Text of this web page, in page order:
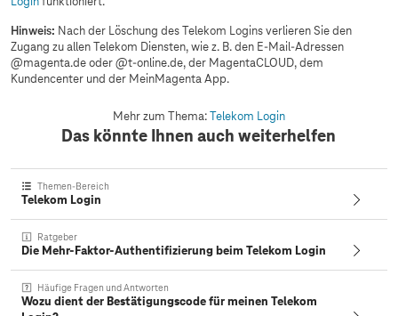
Hinweis: Nach der Löschung des Telekom Logins verlieren Sie den
Zugang zu allen Telekom Diensten, wie z. B. den E-Mail-Adressen
@magenta.de oder @t-online.de, der MagentaCLOUD, dem
Kundencenter und der MeinMagenta App.
Mehr zum Thema:Telekom Login
Das könnte Ihnen auch weiterhelfen
Themen-Bereich
Telekom Login
Ratgeber
Die Mehr-Faktor-Authentifizierung beim Telekom Login
Häufige Fragen und Antworten
Wozu dient der Bestätigungscode für meinen Telekom